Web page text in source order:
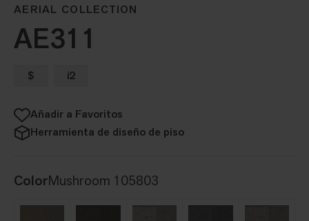
AERIAL COLLECTION
AE311
$ i2
Añadir a Favoritos
Herramienta de diseño de piso
ColorMushroom 105803